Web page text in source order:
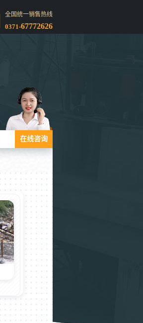
全国统一销售热线
0371-67772626
在线咨询